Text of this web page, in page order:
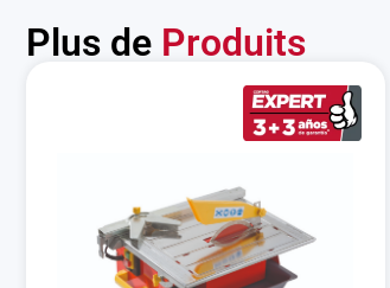
Plus de Produits